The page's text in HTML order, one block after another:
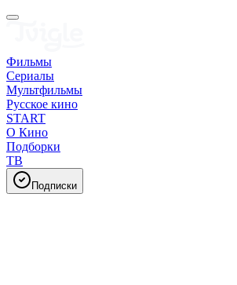
Фильмы
Сериалы
Мультфильмы
Русское кино
START
О Кино
Подборки
ТВ
Подписки